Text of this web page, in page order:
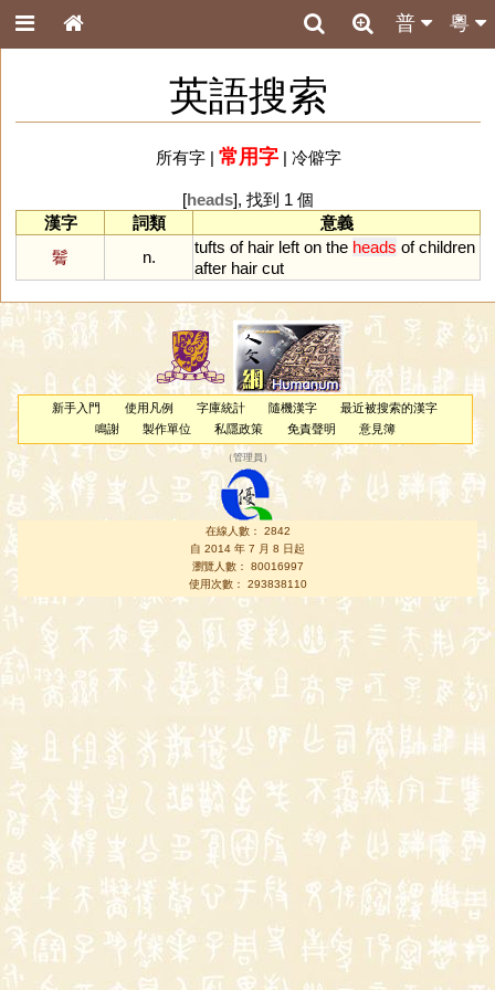
粵
普
英語搜索
所有字| 常用字| 冷僻字
[heads], 找到 1 個
漢字
詞類
意義
鬌
n.
tufts of hair left on the heads of children
after hair cut
新手入門 使用凡例 字庫統計 隨機漢字
最近被搜索的漢字
鳴謝
製作單位 私隱政策 免責聲明 意見簿
（管理員 ）
在線人數： 2842
自 2014 年 7 月 8 日起
瀏覽人數： 80016997
使用次數： 293838110